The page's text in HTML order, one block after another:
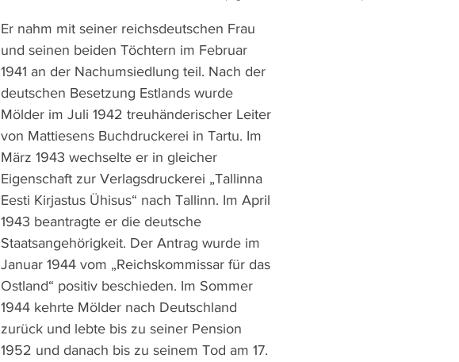
Er nahm mit seiner reichsdeutschen Frau
und seinen beiden Töchtern im Februar
1941 an der Nachumsiedlung teil. Nach der
deutschen Besetzung Estlands wurde
Mölder im Juli 1942 treuhänderischer Leiter
von Mattiesens Buchdruckerei in Tartu. Im
März 1943 wechselte er in gleicher
Eigenschaft zur Verlagsdruckerei „Tallinna
Eesti Kirjastus Ühisus“ nach Tallinn. Im April
1943 beantragte er die deutsche
Staatsangehörigkeit. Der Antrag wurde im
Januar 1944 vom „Reichskommissar für das
Ostland“ positiv beschieden. Im Sommer
1944 kehrte Mölder nach Deutschland
zurück und lebte bis zu seiner Pension
1952 und danach bis zu seinem Tod am 17.